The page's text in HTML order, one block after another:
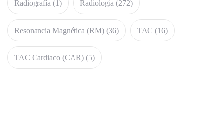
Radiografía (1) Radiología (272)
Resonancia Magnética (RM) (36) TAC (16)
TAC Cardiaco (CAR) (5)